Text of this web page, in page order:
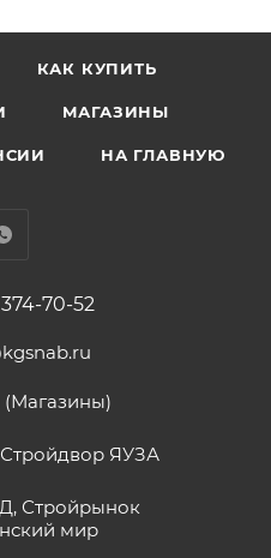
КАК КУПИТЬ
МАГАЗИНЫ
НА ГЛАВНУЮ
70-52
ЯУЗА
Стройрынок
мир